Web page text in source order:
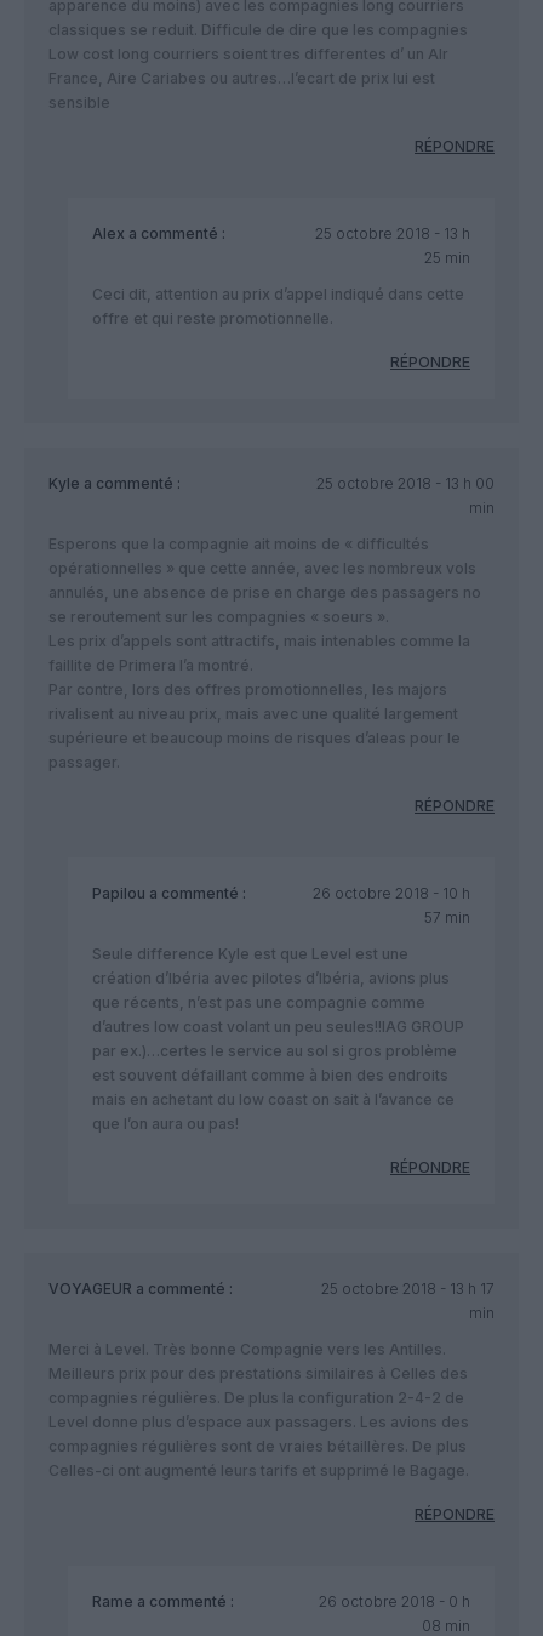
apparence du moins) avec les compagnies long courriers
classiques se reduit. Difficule de dire que les compagnies
Low cost long courriers soient tres differentes d’ un AIr
France, Aire Cariabes ou autres…l’ecart de prix lui est
sensible
RÉPONDRE
Alex a commenté :
25 octobre 2018 - 13 h
25 min
Ceci dit, attention au prix d’appel indiqué dans cette
offre et qui reste promotionnelle.
RÉPONDRE
Kyle a commenté :
25 octobre 2018 - 13 h 00
min
Esperons que la compagnie ait moins de « difficultés
opérationnelles » que cette année, avec les nombreux vols
annulés, une absence de prise en charge des passagers no
se reroutement sur les compagnies « soeurs ».
Les prix d’appels sont attractifs, mais intenables comme la
faillite de Primera l’a montré.
Par contre, lors des offres promotionnelles, les majors
rivalisent au niveau prix, mais avec une qualité largement
supérieure et beaucoup moins de risques d’aleas pour le
passager.
RÉPONDRE
Papilou a commenté :
26 octobre 2018 - 10 h
57 min
Seule difference Kyle est que Level est une
création d’Ibéria avec pilotes d’Ibéria, avions plus
que récents, n’est pas une compagnie comme
d’autres low coast volant un peu seules!!IAG GROUP
par ex.)…certes le service au sol si gros problème
est souvent défaillant comme à bien des endroits
mais en achetant du low coast on sait à l’avance ce
que l’on aura ou pas!
RÉPONDRE
VOYAGEUR a commenté :
25 octobre 2018 - 13 h 17
min
Merci à Level. Très bonne Compagnie vers les Antilles.
Meilleurs prix pour des prestations similaires à Celles des
compagnies régulières. De plus la configuration 2-4-2 de
Level donne plus d’espace aux passagers. Les avions des
compagnies régulières sont de vraies bétaillères. De plus
Celles-ci ont augmenté leurs tarifs et supprimé le Bagage.
RÉPONDRE
Rame a commenté :
26 octobre 2018 - 0 h
08 min